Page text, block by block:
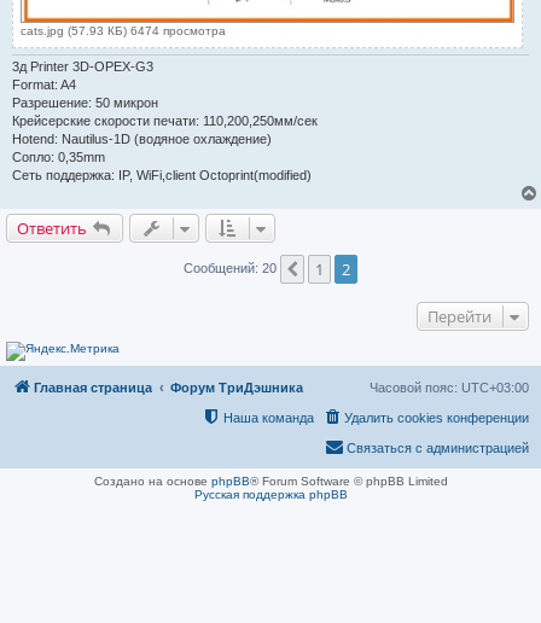
cats.jpg (57.93 КБ) 6474 просмотра
3д Printer 3D-OPEX-G3
Format: A4
Разрешение: 50 микрон
Крейсерские скорости печати: 110,200,250мм/сек
Hotend: Nautilus-1D (водяное охлаждение)
Сопло: 0,35mm
Сеть поддержка: IP, WiFi,client Octoprint(modified)
Ответить
Сообщений: 20 Пред.
1 2
Перейти
Главная страница Форум ТриДэшника Часовой пояс: UTC+03:00
Удалить cookies конференции
Наша команда
Связаться с администрацией
Создано на основе phpBB® Forum Software © phpBB Limited
Русская поддержка phpBB